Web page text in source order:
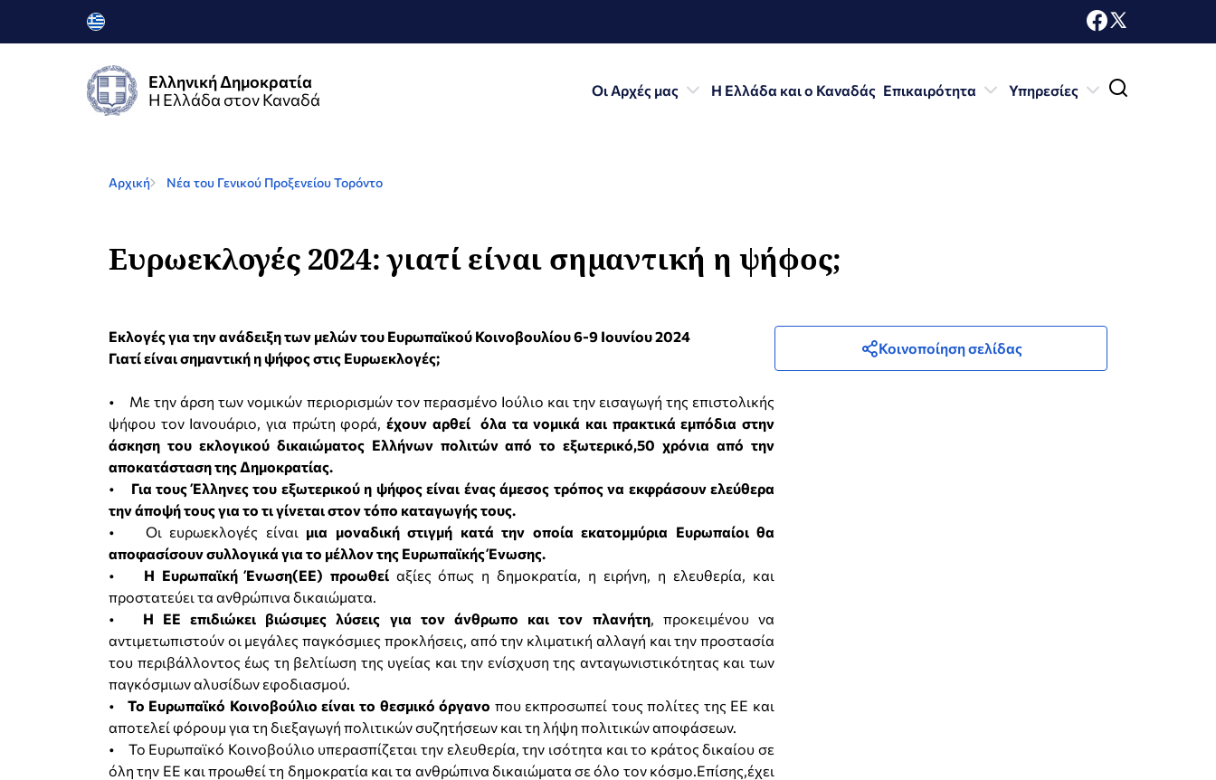
Ελληνική Δημοκρατία
Η Ελλάδα στον Καναδά
Οι Αρχές μας Η Ελλάδα και ο Καναδάς Επικαιρότητα Υπηρεσίες
Αρχική Νέα του Γενικού Προξενείου Τορόντο
Ευρωεκλογές 2024: γιατί είναι σημαντική η ψήφος;
Εκλογές για την ανάδειξη των μελών του Ευρωπαϊκού Κοινοβουλίου 6-9 Ιουνίου 2024
Γιατί είναι σημαντική η ψήφος στις Ευρωεκλογές;
• Με την άρση των νομικών περιορισμών τον περασμένο Ιούλιο και την εισαγωγή της επιστολικής
ψήφου τον Ιανουάριο, για πρώτη φορά, έχουν αρθεί όλα τα νομικά και πρακτικά εμπόδια στην
άσκηση του εκλογικού δικαιώματος Ελλήνων πολιτών από το εξωτερικό,50 χρόνια από την
αποκατάσταση της Δημοκρατίας.
• Για τους Έλληνες του εξωτερικού η ψήφος είναι ένας άμεσος τρόπος να εκφράσουν ελεύθερα
την άποψή τους για το τι γίνεται στον τόπο καταγωγής τους.
• Οι ευρωεκλογές είναι μια μοναδική στιγμή κατά την οποία εκατομμύρια Ευρωπαίοι θα
αποφασίσουν συλλογικά για το μέλλον της Ευρωπαϊκής Ένωσης.
• Η Ευρωπαϊκή Ένωση(ΕΕ) προωθείαξίες όπως η δημοκρατία, η ειρήνη, η ελευθερία, και
προστατεύει τα ανθρώπινα δικαιώματα.
•
Η ΕΕ επιδιώκει βιώσιμες λύσεις για τον άνθρωπο και τον πλανήτη, προκειμένου να
αντιμετωπιστούν οι μεγάλες παγκόσμιες προκλήσεις, από την κλιματική αλλαγή και την προστασία
του περιβάλλοντος έως τη βελτίωση της υγείας και την ενίσχυση της ανταγωνιστικότητας και των
παγκόσμιων αλυσίδων εφοδιασμού.
•
Το Ευρωπαϊκό Κοινοβούλιο είναι το θεσμικό όργανο που εκπροσωπεί τους πολίτες της ΕΕ και
αποτελεί φόρουμ για τη διεξαγωγή πολιτικών συζητήσεων και τη λήψη πολιτικών αποφάσεων.
• Το Ευρωπαϊκό Κοινοβούλιο υπερασπίζεται την ελευθερία, την ισότητα και το κράτος δικαίου σε
όλη την ΕΕ και προωθεί τη δημοκρατία και τα ανθρώπινα δικαιώματα σε όλο τον κόσμο.Επίσης,έχει
Κοινοποίηση σελίδας